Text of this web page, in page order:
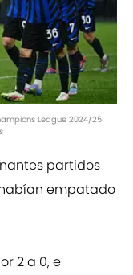
League 2024/25
partidos
empatado
2 a 0, e